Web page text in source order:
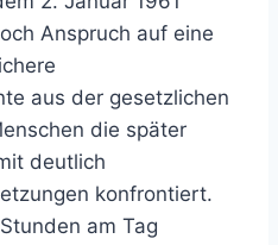
Anspruch auf eine
aus der gesetzlichen
die später
deutlich
konfrontiert.
am Tag